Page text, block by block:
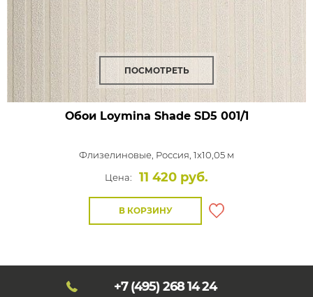
ПОСМОТРЕТЬ
Обои Loymina ShadeSD5 001/1
Флизелиновые, Россия, 1x10,05 м
Цена:
11 420 руб.
В КОРЗИНУ
+7 (495) 268 14 24